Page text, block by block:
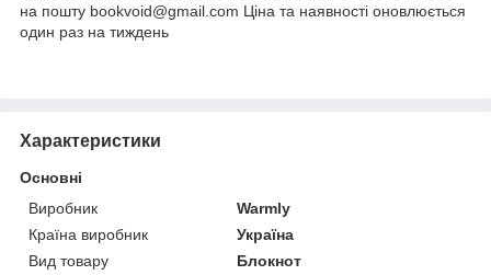
на пошту bookvoid@gmail.com Ціна та наявності оновлюється
один раз на тиждень
Характеристики
Основні
Виробник
Warmly
Країна виробник
Україна
Вид товару
Блокнот